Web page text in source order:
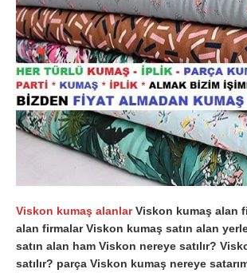
Viskon kumaş alanlarViskon kumaş alan
alan firmalar Viskon kumaş satın alan
satın alan ham Viskon nereye satılır?
satılır? parça Viskon kumaş nereye